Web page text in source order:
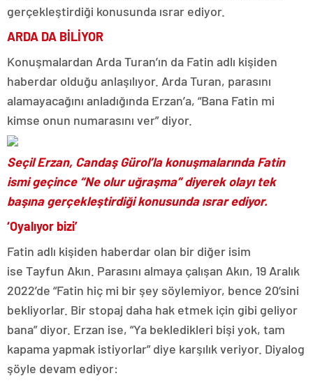
gerçekleştirdiği konusunda ısrar ediyor.
ARDA DA BİLİYOR
Konuşmalardan Arda Turan’ın da Fatin adlı kişiden
haberdar olduğu anlaşılıyor. Arda Turan, parasını
alamayacağını anladığında Erzan’a, “Bana Fatin mi
kimse onun numarasını ver” diyor.
Seçil Erzan, Candaş Gürol’la konuşmalarında Fatin
ismi geçince “Ne olur uğraşma” diyerek olayı tek
başına gerçekleştirdiği konusunda ısrar ediyor.
‘Oyalıyor bizi’
Fatin adlı kişiden haberdar olan bir diğer isim
ise Tayfun Akın. Parasını almaya çalışan Akın, 19 Aralık
2022’de “Fatin hiç mi bir şey söylemiyor, bence 20’sini
bekliyorlar. Bir stopaj daha hak etmek için gibi geliyor
bana” diyor. Erzan ise, “Ya bekledikleri bişi yok, tam
kapama yapmak istiyorlar” diye karşılık veriyor. Diyalog
şöyle devam ediyor: